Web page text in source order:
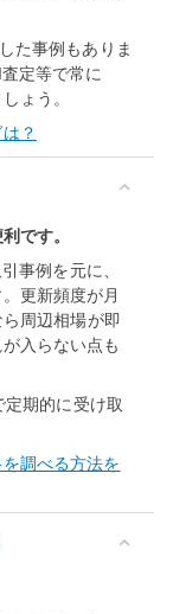
た事例もありま
定等で常に
ょう。
？
です。
事例を元に、
更新頻度が月
周辺相場が即
入らない点も
期的に受け取
調べる方法を